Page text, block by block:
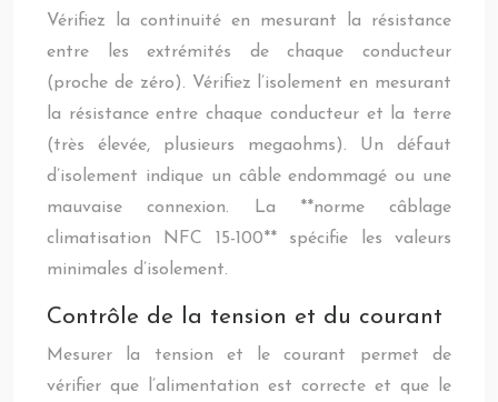
Vérifiez la continuité en mesurant la résistance
entre les extrémités de chaque conducteur
(proche de zéro). Vérifiez l’isolement en mesurant
la résistance entre chaque conducteur et la terre
(très élevée, plusieurs megaohms). Un défaut
d’isolement indique un câble endommagé ou une
mauvaise connexion. La **norme câblage
climatisation NFC 15-100** spécifie les valeurs
minimales d’isolement.
Contrôle de la tension et du courant
Mesurer la tension et le courant permet de
vérifier que l’alimentation est correcte et que le